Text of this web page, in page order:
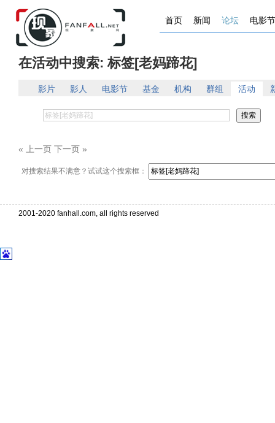
首页 新闻 论坛 电影节
在活动中搜索: 标签[老妈蹄花]
影片 影人 电影节 基金 机构 群组 活动
« 上一页 下一页 »
对搜索结果不满意？试试这个搜索框：
2001-2020 fanhall.com, all rights reserved